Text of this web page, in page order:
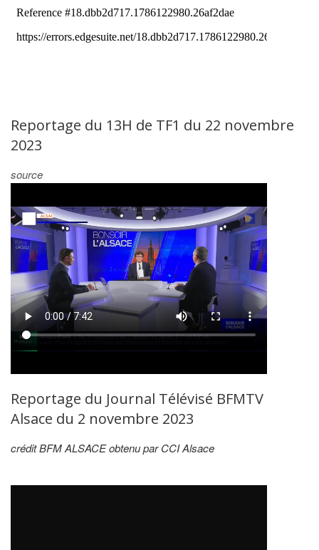
Reportage du 13H de TF1 du 22 novembre
2023
source
Reportage du Journal Télévisé BFMTV
Alsace du 2 novembre 2023
crédit BFM ALSACE obtenu par CCI Alsace